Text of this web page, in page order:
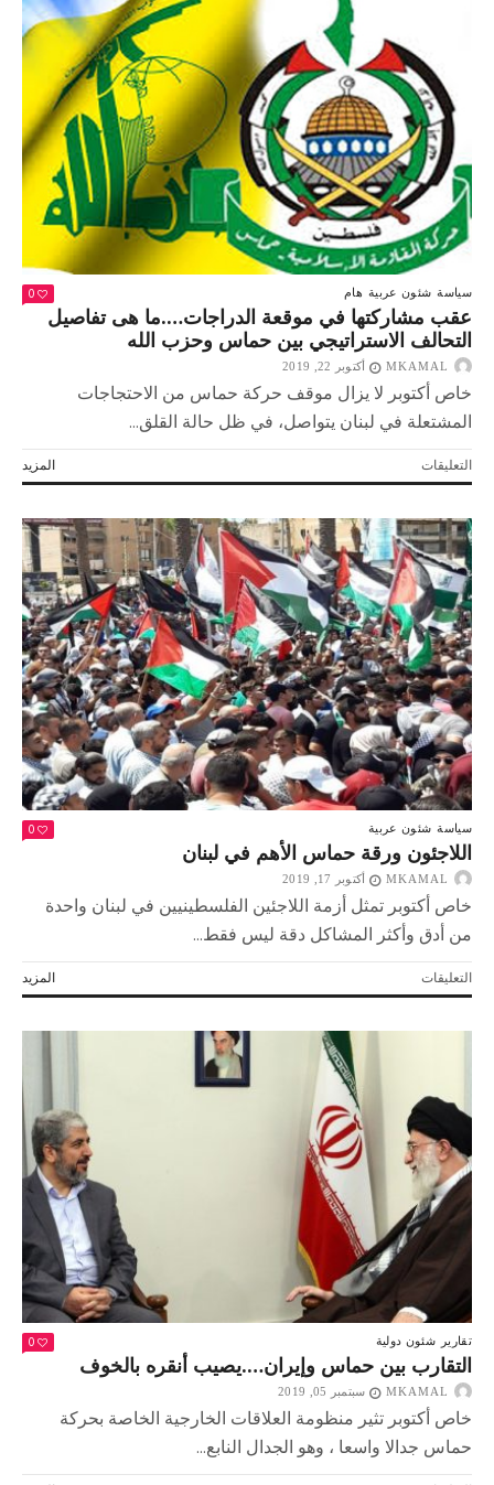
التركي…
يثير
جدالا
كبيرا
في
الأوسط
الفلسطينية
مغلقة
سياسة شئون عربية هام 0
عقب مشاركتها في موقعة الدراجات….ما هى تفاصيل
التحالف الاستراتيجي بين حماس وحزب الله
MKAMAL أكتوبر 22, 2019
خاص أكتوبر لا يزال موقف حركة حماس من الاحتجاجات
المشتعلة في لبنان يتواصل، في ظل حالة القلق...
المزيد التعليقاتعلى
عقب
في
موقعة
الدراجات….ما
هى
تفاصيل
التحالف
الاستراتيجي
بين
حماس
وحزب
الله
مغلقة
سياسة شئون عربية 0
اللاجئون ورقة حماس الأهم في لبنان
MKAMAL أكتوبر 17, 2019
خاص أكتوبر تمثل أزمة اللاجئين الفلسطينيين في لبنان واحدة
من أدق وأكثر المشاكل دقة ليس فقط...
المزيد التعليقاتعلى
اللاجئون
لبنان
مغلقة
تقارير شئون دولية 0
التقارب بين حماس وإيران….يصيب أنقره بالخوف
MKAMAL سبتمبر 05, 2019
خاص أكتوبر تثير منظومة العلاقات الخارجية الخاصة بحركة
حماس جدالا واسعا ، وهو الجدال النابع...